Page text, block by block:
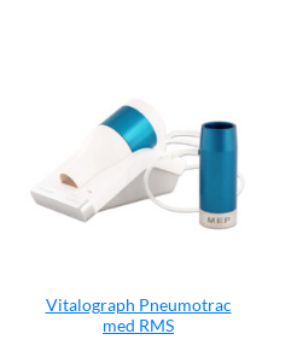
Vitalograph Pneumotrac
med RMS